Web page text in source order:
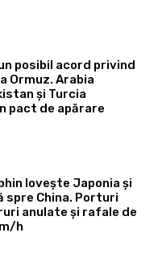
posibil acord privind
Ormuz. Arabia
și Turcia
pact de apărare
lovește Japonia și
spre China. Porturi
anulate și rafale de
h